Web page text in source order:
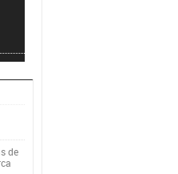
de